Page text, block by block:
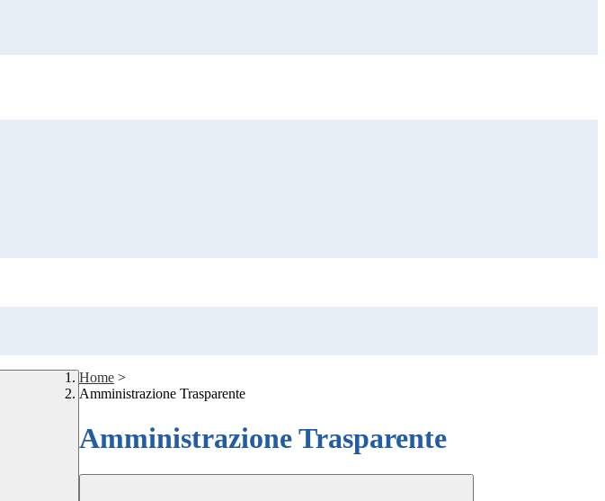
Home >
Amministrazione Trasparente
Amministrazione Trasparente